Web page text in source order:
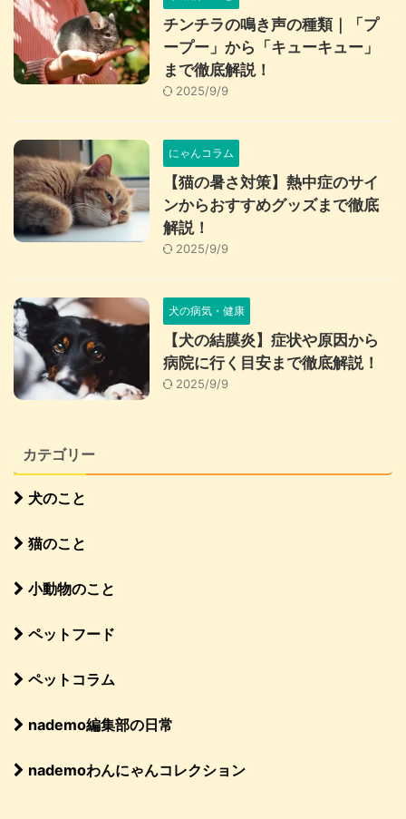
チンチラの鳴き声の種類｜「プ
ープー」から「キューキュー」
まで徹底解説！
2025/9/9
にゃんコラム
【猫の暑さ対策】熱中症のサイ
ンからおすすめグッズまで徹底
解説！
2025/9/9
犬の病気・健康
【犬の結膜炎】症状や原因から
病院に行く目安まで徹底解説！
2025/9/9
カテゴリー
犬のこと
猫のこと
小動物のこと
ペットフード
ペットコラム
nademo編集部の日常
nademoわんにゃんコレクション